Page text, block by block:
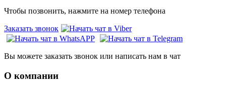
Чтобы позвонить, нажмите на номер телефона
Заказать звонок
Вы можете заказать звонок или написать нам в чат
О компании